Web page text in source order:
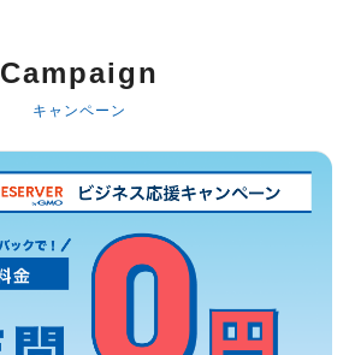
Campaign
キャンペーン